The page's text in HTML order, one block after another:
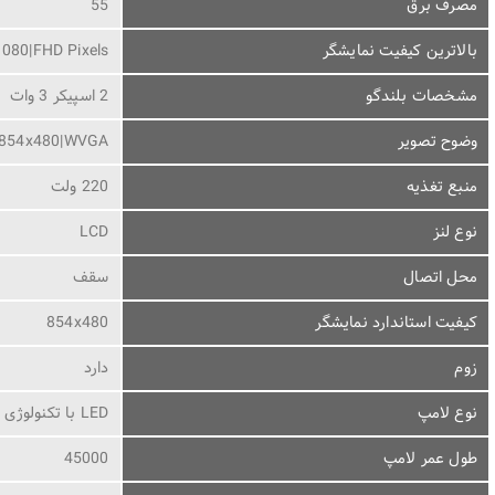
مصرف برق
55
بالاترین کیفیت نمایشگر
Pixels
مشخصات بلندگو
2 اسپیکر 3 وات
وضوح تصویر
854x480|WVGA
منبع تغذیه
220 ولت
نوع لنز
LCD
محل اتصال
سقف
کیفیت استاندارد نمایشگر
854x480
زوم
دارد
نوع لامپ
LED با تکنولوژی نسل 4 LCD
طول عمر لامپ
45000